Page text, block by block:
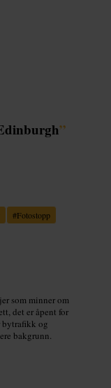
”
#Fotostopp
som minner om
det er åpent for
bytrafikk og
bakgrunn.